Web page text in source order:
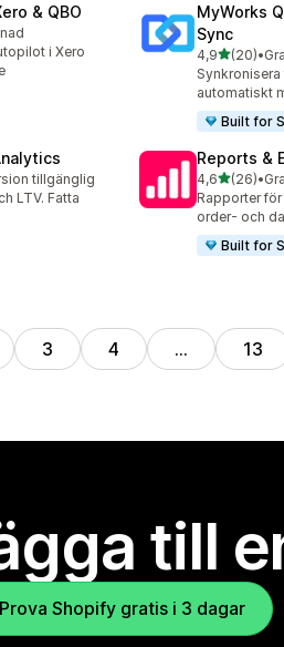
& QBO
i Xero
MyWorks
Sync
4,9av 5(20)
20 •
automatiskt
Built for
tillgänglig
LTV. Fatta
Reports &
4,6av 5(26)
26 •
Rapporter
order- och
Built for
3 4 … 13
till
Prova Shopify gratis i 3 dagar